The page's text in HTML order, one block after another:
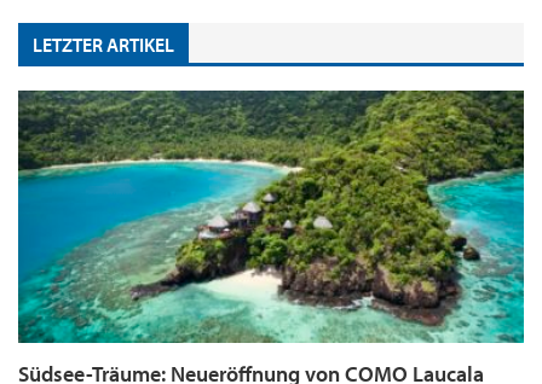
LETZTER ARTIKEL
Südsee-Träume: Neueröffnung von COMO Laucala